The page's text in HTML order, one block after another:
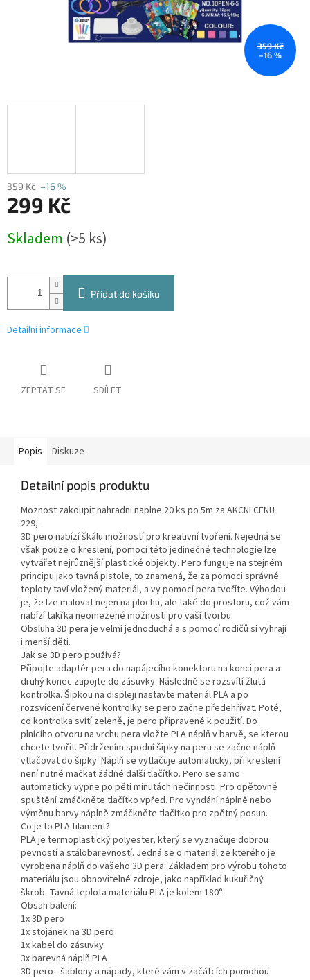
359 Kč
–16 %
359 Kč –16 %
299 Kč
cena:
Skladem (>5 ks)
Přidat do košíku
Detailní informace
ZEPTAT SE SDÍLET
Popis Diskuze
Detailní popis produktu
Moznost zakoupit nahradni naplne 20 ks po 5m za AKCNI CENU
229,-
3D pero nabízí škálu možností pro kreativní tvoření. Nejedná se
však pouze o kreslení, pomocí této jedinečné technologie lze
vytvářet nejrůznější plastické objekty. Pero funguje na stejném
principu jako tavná pistole, to znamená, že za pomoci správné
teploty taví vložený materiál, a vy pomocí pera tvoříte. Výhodou
je, že lze malovat nejen na plochu, ale také do prostoru, což vám
nabízí takřka neomezené možnosti pro vaší tvorbu.
Obsluha 3D pera je velmi jednoduchá a s pomocí rodičů si vyhrají
i menší děti.
Jak se 3D pero používá?
Připojte adaptér pera do napájecího konektoru na konci pera a
druhý konec zapojte do zásuvky. Následně se rozsvítí žlutá
kontrolka. Šipkou na displeji nastavte materiál PLA a po
rozsvícení červené kontrolky se pero začne předehřívat. Poté,
co kontrolka svítí zeleně, je pero připravené k použití. Do
plnícího otvoru na vrchu pera vložte PLA náplň v barvě, se kterou
chcete tvořit. Přidržením spodní šipky na peru se začne náplň
vtlačovat do šipky. Náplň se vytlačuje automaticky, při kreslení
není nutné mačkat žádné další tlačítko. Pero se samo
automaticky vypne po pěti minutách nečinnosti. Pro opětovné
spuštění zmáčkněte tlačítko vpřed. Pro vyndání náplně nebo
výměnu barvy náplně zmáčkněte tlačítko pro zpětný posun.
Co je to PLA filament?
PLA je termoplastický polyester, který se vyznačuje dobrou
pevností a stálobarevností. Jedná se o materiál ze kterého je
vyrobena náplň do vašeho 3D pera. Základem pro výrobu tohoto
materiálu jsou obnovitelné zdroje, jako například kukuřičný
škrob. Tavná teplota materiálu PLA je kolem 180°.
Obsah balení:
1x 3D pero
1x stojánek na 3D pero
1x kabel do zásuvky
3x barevná náplň PLA
3D pero - šablony a nápady, které vám v začátcích pomohou